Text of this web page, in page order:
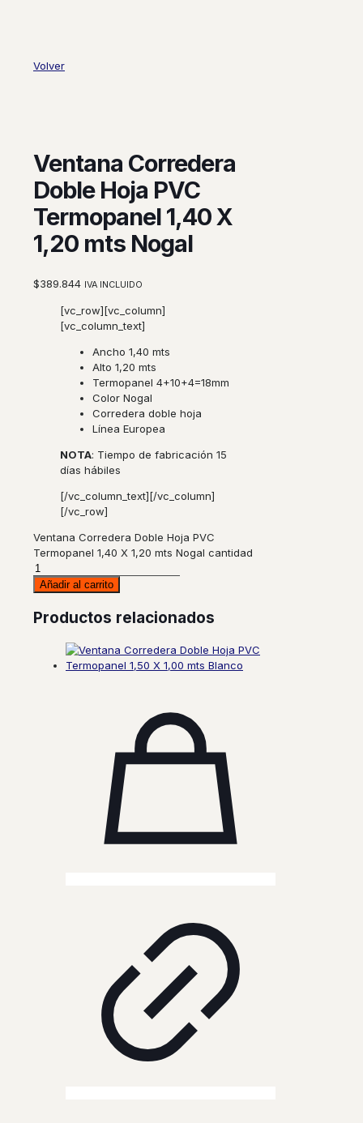
Volver
Ventana Corredera
Doble Hoja PVC
Termopanel 1,40 X
1,20 mts Nogal
$389.844 IVA INCLUIDO
[vc_row][vc_column]
[vc_column_text]
Ancho 1,40 mts
Alto 1,20 mts
Termopanel 4+10+4=18mm
Color Nogal
Corredera doble hoja
Línea Europea
NOTA: Tiempo de fabricación 15
días hábiles
[/vc_column_text][/vc_column]
[/vc_row]
Ventana Corredera Doble Hoja PVC
Termopanel 1,40 X 1,20 mts Nogal cantidad
Añadir al carrito
Productos relacionados